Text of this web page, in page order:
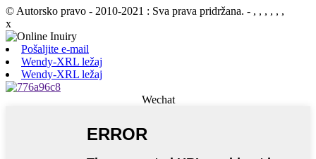
© Autorsko pravo - 2010-2021 : Sva prava pridržana. - , , , , , ,
x
Pošaljite e-mail
Wendy-XRL ležaj
Wendy-XRL ležaj
Wechat